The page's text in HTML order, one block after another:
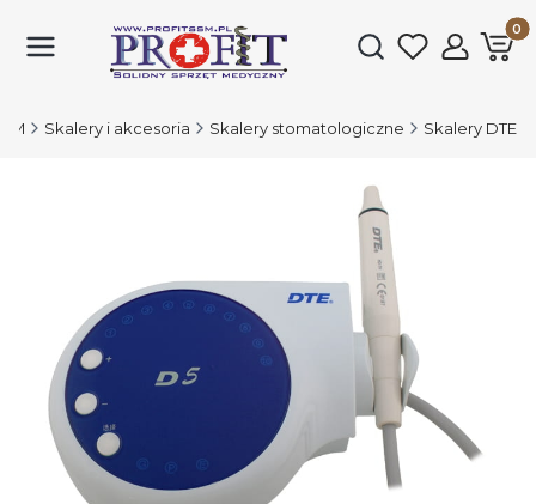
Otwórz
Skalery i akcesoria Skalery stomatologiczne Skalery DTE